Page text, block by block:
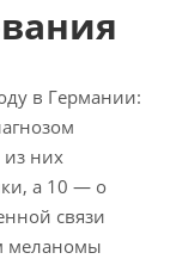
в Германии:
них
а 10 — о
связи
меланомы